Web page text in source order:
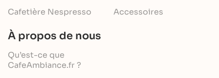
Cafetière Nespresso
Accessoires
À propos de nous
Qu’est-ce que
CafeAmbiance.fr ?